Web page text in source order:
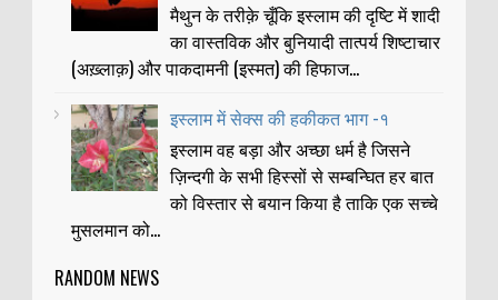
मैथुन के तरीक़े चूँकि इस्लाम की दृष्टि में शादी
का वास्तविक और बुनियादी तात्पर्य शिष्टाचार
(अख़्लाक़) और पाकदामनी (इस्मत) की हिफाज...
इस्लाम में सेक्स की हकीकत भाग -१
इस्लाम वह बड़ा और अच्छा धर्म है जिसने
ज़िन्दगी के सभी हिस्सों से सम्बन्घित हर बात
को विस्तार से बयान किया है ताकि एक सच्चे
मुसलमान को...
RANDOM NEWS